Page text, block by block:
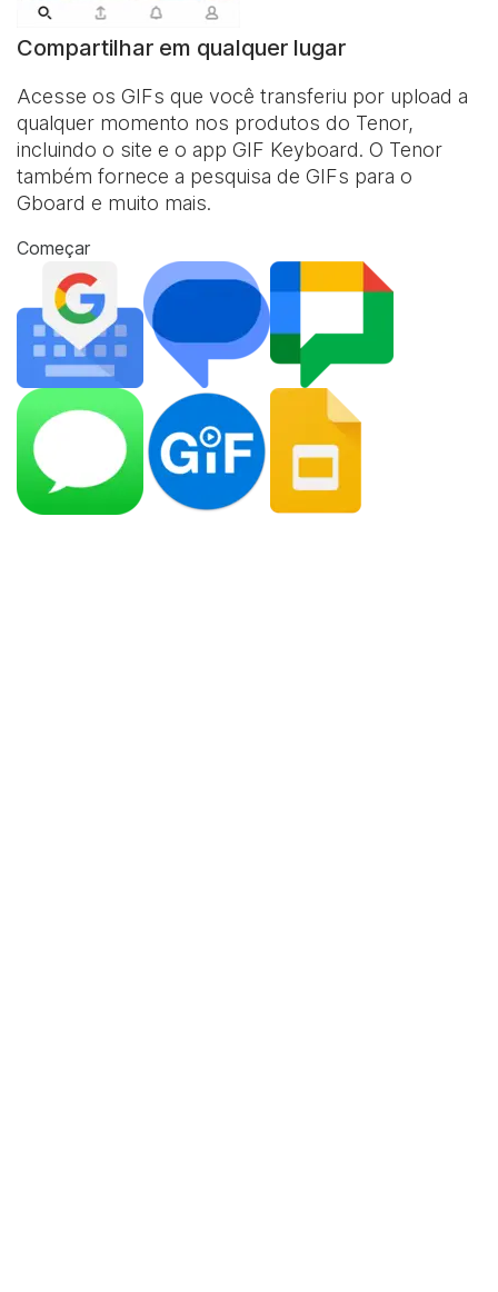
Compartilhar em qualquer lugar
Acesse os GIFs que você transferiu por upload a
qualquer momento nos produtos do Tenor,
incluindo o site e o app GIF Keyboard. O Tenor
também fornece a pesquisa de GIFs para o
Gboard e muito mais.
Começar